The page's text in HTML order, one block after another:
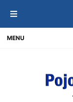
MENU